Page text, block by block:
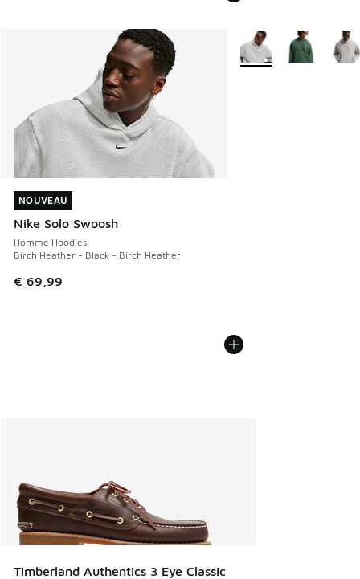
NOUVEAU
Nike Solo Swoosh
Homme Hoodies
Birch Heather - Black - Birch Heather
€ 69,99
NOUVEAU
Plus de couleurs
Timberland Authentics 3 Eye Classic